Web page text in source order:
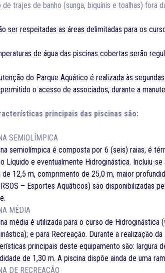
de trajes de banho (sunga, biquínis e toalhas) fora
ser respeitadas as áreas delimitadas para os
de água das piscinas cobertas serão
do Parque Aquático é realizada às
o acesso de associados, durante a
principais das piscinas são:
SEMIOLÍMPICA
semiolímpica é composta por 6 (seis) raias, é
Líquido e eventualmente Hidroginástica. Incluiu-
de 12,5 m, comprimento de 25,0 m, maior
– Esportes Aquáticos) são disponibilizadas
MÉDIA
média é utilizada para o curso de Hidroginástica
e para Recreação. Durante a realização
principais deste equipamento são: largura
de 1,30 m. A piscina dispõe ainda de uma
DE RECREAÇÃO